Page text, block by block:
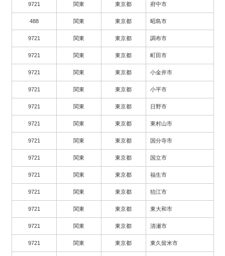
9721 関東 東京都 府中市
488 関東 東京都 昭島市
9721 関東 東京都 調布市
9721 関東 東京都 町田市
9721 関東 東京都 小金井市
9721 関東 東京都 小平市
9721 関東 東京都 日野市
9721 関東 東京都 東村山市
9721 関東 東京都 国分寺市
9721 関東 東京都 国立市
9721 関東 東京都 福生市
9721 関東 東京都 狛江市
9721 関東 東京都 東大和市
9721 関東 東京都 清瀬市
9721 関東 東京都 東久留米市